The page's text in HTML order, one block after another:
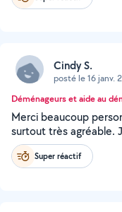
Cindy S.
posté le 16 janv.
Déménageurs et aide au
Merci beaucoup
surtout très agréable.
Super réactif